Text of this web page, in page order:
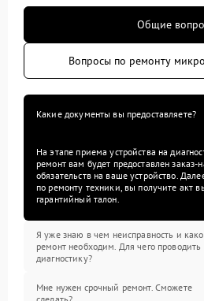
Общие
Вопросы по ремонту
Какие документы вы предоставляете?
На этапе приема устройства на
ремонт вам будет предоставлен заказ-
обязательств на ваше устройство.
по ремонту техники, вы получите акт
гарантийный талон.
Я уже знаю в чем неисправность и
ремонт необходим. Для чего проводить
диагностику?
Мне нужен срочный ремонт. Сможете
сделать?